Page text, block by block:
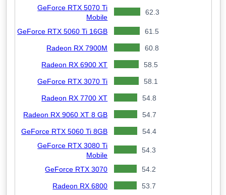
GeForce RTX 5070 Ti
Mobile
62.3
GeForce RTX 5060 Ti 16GB 61.5
Radeon RX 7900M 60.8
Radeon RX 6900 XT 58.5
GeForce RTX 3070 Ti 58.1
Radeon RX 7700 XT 54.8
Radeon RX 9060 XT 8 GB 54.7
GeForce RTX 5060 Ti 8GB
54.4
GeForce RTX 3080 Ti
Mobile
54.3
GeForce RTX 3070 54.2
Radeon RX 6800 53.7